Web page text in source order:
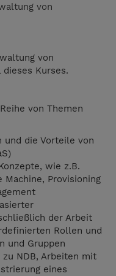
von
von
Kurses.
von Themen
und die Vorteile von
wie z.B.
Machine, Provisioning
der Arbeit
Rollen und
und Gruppen
NDB, Arbeiten mit
eines